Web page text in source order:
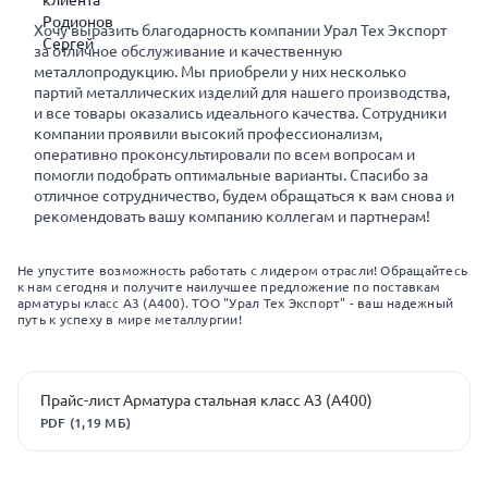
Хочу выразить благодарность компании Урал Тех Экспорт
за отличное обслуживание и качественную
металлопродукцию. Мы приобрели у них несколько
партий металлических изделий для нашего производства,
и все товары оказались идеального качества. Сотрудники
компании проявили высокий профессионализм,
оперативно проконсультировали по всем вопросам и
помогли подобрать оптимальные варианты. Спасибо за
отличное сотрудничество, будем обращаться к вам снова и
рекомендовать вашу компанию коллегам и партнерам!
Не упустите возможность работать с лидером отрасли! Обращайтесь
к нам сегодня и получите наилучшее предложение по поставкам
арматуры класс А3 (А400). ТОО "Урал Тех Экспорт" - ваш надежный
путь к успеху в мире металлургии!
Прайс-лист Арматура стальная класс А3 (А400)
PDF (1,19 МБ)